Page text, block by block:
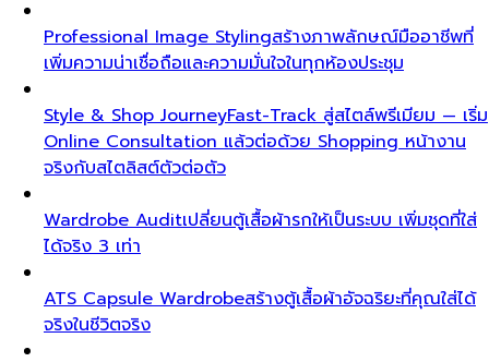
Professional Image Stylingสร้างภาพลักษณ์มืออาชีพที่
เพิ่มความน่าเชื่อถือและความมั่นใจในทุกห้องประชุม
Style & Shop JourneyFast-Track สู่สไตล์พรีเมียม — เริ่ม
Online Consultation แล้วต่อด้วย Shopping หน้างาน
จริงกับสไตลิสต์ตัวต่อตัว
Wardrobe Auditเปลี่ยนตู้เสื้อผ้ารกให้เป็นระบบ เพิ่มชุดที่ใส่
ได้จริง 3 เท่า
ATS Capsule Wardrobeสร้างตู้เสื้อผ้าอัจฉริยะที่คุณใส่ได้
จริงในชีวิตจริง